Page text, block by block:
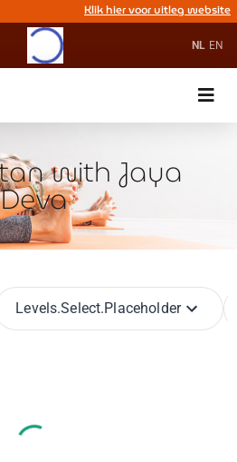
Klik hier voor uitleg website
NL EN
with Jaya
Deva
Levels.select.placeholder